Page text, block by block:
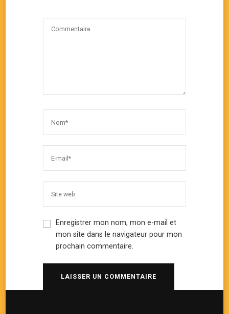
Enregistrer mon nom, mon e-mail et
mon site dans le navigateur pour mon
prochain commentaire.